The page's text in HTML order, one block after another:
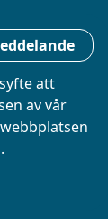
att
av vår